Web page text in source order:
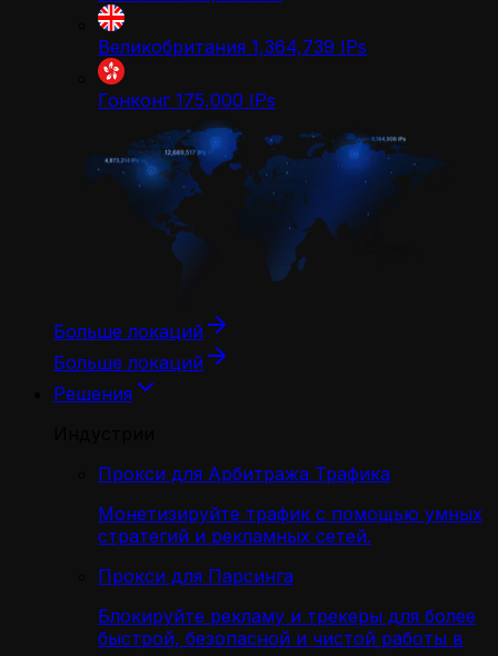
Великобритания 1,364,739 IPs
Гонконг 175,000 IPs
Больше локаций
Больше локаций
Решения
Прокси для Арбитража Трафика
Монетизируйте трафик с помощью умных
стратегий и рекламных сетей.
Прокси для Парсинга
Блокируйте рекламу и трекеры для более
быстрой, безопасной и чистой работы в